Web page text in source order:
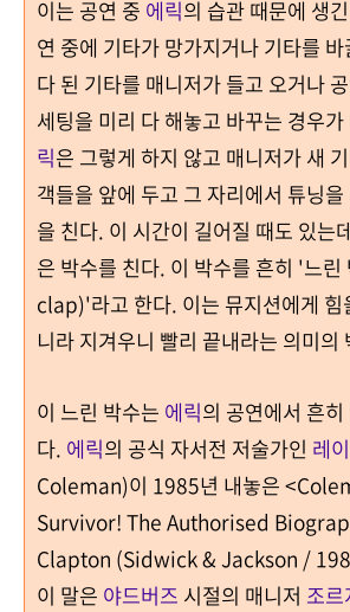
이는 공연 중 에릭의 습관 때문에 생
연 중에 기타가 망가지거나 기타를
다 된 기타를 매니저가 들고 오거나
세팅을 미리 다 해놓고 바꾸는 경우
릭은 그렇게 하지 않고 매니저가 새
객들을 앞에 두고 그 자리에서 튜닝
을 친다. 이 시간이 길어질 때도 있는
은 박수를 친다. 이 박수를 흔히 '느린
clap)'라고 한다. 이는 뮤지션에게
니라 지겨우니 빨리 끝내라는 의미의
이 느린 박수는 에릭의 공연에서 흔
다. 에릭의 공식 자서전 저술가인 레
Coleman)이 1985년 내놓은
Survivor! The Authorised
Clapton (Sidwick & Jackson /
이 말은 야드버즈 시절의 매니저 조